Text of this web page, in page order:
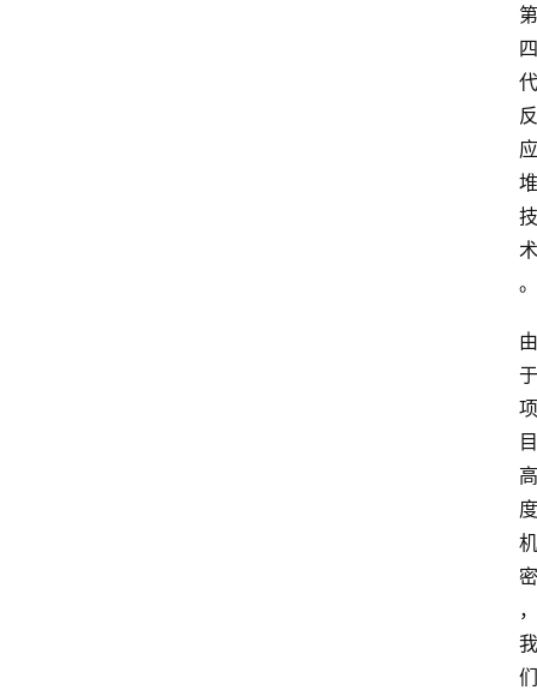
第
四
代
反
应
堆
技
术
。
由
于
项
目
高
度
机
密
，
我
们